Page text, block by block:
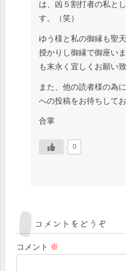
は、凶５割打者の私と
す。（笑）
ゆう様と私の御縁も聖
授かりし御縁で御座い
も末永く宜しくお願い致
また、他の読者様の為
への投稿をお待ちしてお
合掌
0
コメントをどうぞ
コメント ※